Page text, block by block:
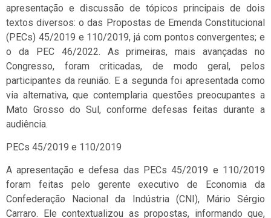
apresentação e discussão de tópicos principais de dois
textos diversos: o das Propostas de Emenda Constitucional
(PECs) 45/2019 e 110/2019, já com pontos convergentes; e
o da PEC 46/2022. As primeiras, mais avançadas no
Congresso, foram criticadas, de modo geral, pelos
participantes da reunião. E a segunda foi apresentada como
via alternativa, que contemplaria questões preocupantes a
Mato Grosso do Sul, conforme defesas feitas durante a
audiência.
PECs 45/2019 e 110/2019
A apresentação e defesa das PECs 45/2019 e 110/2019
foram feitas pelo gerente executivo de Economia da
Confederação Nacional da Indústria (CNI), Mário Sérgio
Carraro. Ele contextualizou as propostas, informando que,